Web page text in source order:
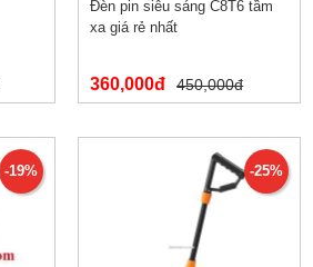
Đèn pin siêu sáng C8T6 tầm
xa giá rẻ nhất
360,000đ 450,000đ
-19% -25%